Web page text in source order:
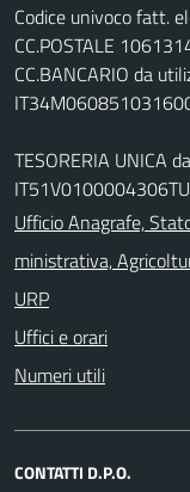
Codice univoco fatt.
CC.POSTALE
CC.BANCARIO da
TESORERIA UNICA
Ufficio Anagrafe,
ministrativa,
URP
Uffici e orari
Numeri utili
CONTATTI D.P.O.